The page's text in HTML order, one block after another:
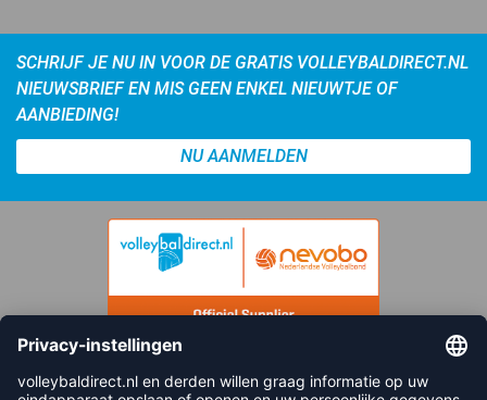
SCHRIJF JE NU IN VOOR DE GRATIS VOLLEYBALDIRECT.NL
NIEUWSBRIEF EN MIS GEEN ENKEL NIEUWTJE OF
AANBIEDING!
NU AANMELDEN